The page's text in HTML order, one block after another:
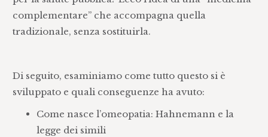
complementare” che accompagna quella
tradizionale, senza sostituirla.
Di seguito, esaminiamo come tutto questo si è
sviluppato e quali conseguenze ha avuto:
Come nasce l’omeopatia: Hahnemann e la
legge dei simili